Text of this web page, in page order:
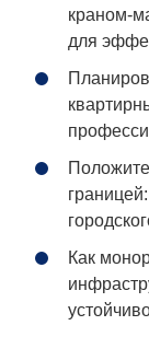
краном-
для
Как